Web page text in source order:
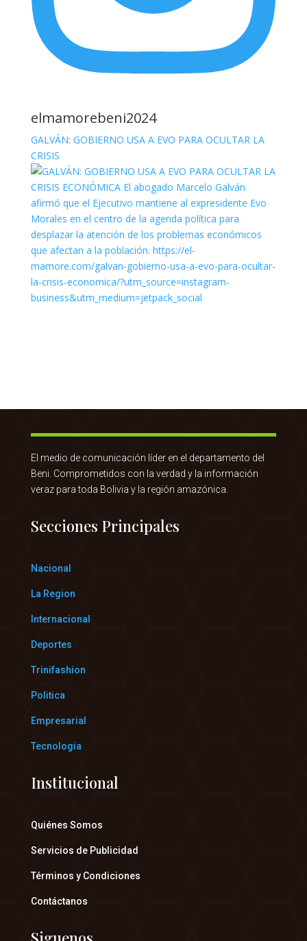
elmamorebeni2024
GALVÁN: GOBIERNO USA A EVO PARA OCULTAR LA
CRISIS
El medio de comunicación líder en el departamento del
Beni. Comprometidos con la verdad y la información
veraz para toda Bolivia y la región amazónica.
Secciones Principales
Nacional
La Region
Internacional
Deportes
Trinifashion
Politica
Empresarial
Tecnologia
Institucional
Quiénes Somos
Servicios de Publicidad
Términos y Condiciones
Contáctanos